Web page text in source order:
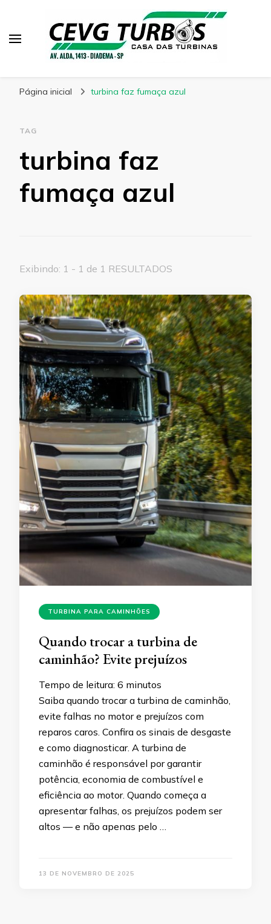
Página inicial turbina faz fumaça azul
TAG
turbina faz
fumaça azul
Exibindo: 1 - 1 de 1 RESULTADOS
TURBINA PARA CAMINHÕES
Quando trocar a turbina de
caminhão? Evite prejuízos
Tempo de leitura: 6 minutos
Saiba quando trocar a turbina de caminhão,
evite falhas no motor e prejuízos com
reparos caros. Confira os sinais de desgaste
e como diagnosticar. A turbina de
caminhão é responsável por garantir
potência, economia de combustível e
eficiência ao motor. Quando começa a
apresentar falhas, os prejuízos podem ser
altos — e não apenas pelo …
13 DE NOVEMBRO DE 2025